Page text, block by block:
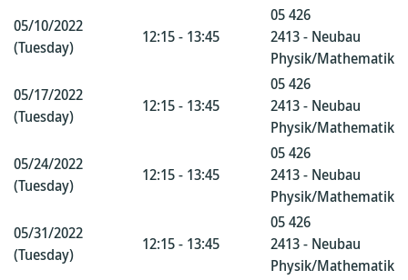
05/10/2022
(Tuesday)
12:15 - 13:45
05 426
2413 - Neubau
Physik/Mathematik
05/17/2022
(Tuesday)
12:15 - 13:45
05 426
2413 - Neubau
Physik/Mathematik
05/24/2022
(Tuesday)
12:15 - 13:45
05 426
2413 - Neubau
Physik/Mathematik
05/31/2022
(Tuesday)
12:15 - 13:45
05 426
2413 - Neubau
Physik/Mathematik